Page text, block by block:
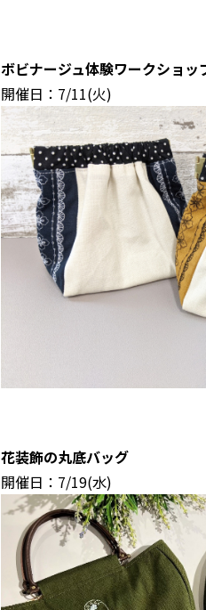
ボビナージュ体験ワークショ
開催日：7/11(火)
花装飾の丸底バッグ
開催日：7/19(水)